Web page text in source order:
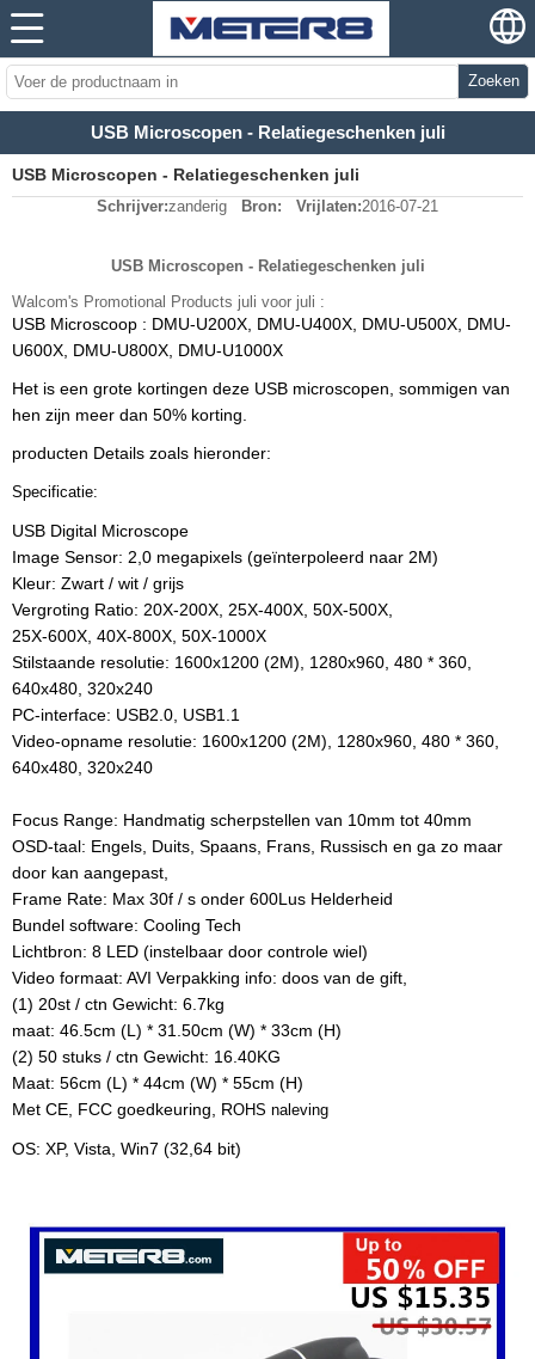
Zoeken
USB Microscopen - Relatiegeschenken juli
USB Microscopen - Relatiegeschenken juli
Schrijver:zanderig Bron: Vrijlaten:2016-07-21
USB Microscopen - Relatiegeschenken juli
Walcom's Promotional Products juli voor juli :
USB Microscoop : DMU-U200X, DMU-U400X, DMU-U500X, DMU-
U600X, DMU-U800X, DMU-U1000X
Het is een grote kortingen deze USB microscopen, sommigen van
hen zijn meer dan 50% korting.
producten Details zoals hieronder:
Specificatie:
USB Digital Microscope
Image Sensor: 2,0 megapixels (geïnterpoleerd naar 2M)
Kleur: Zwart / wit / grijs
Vergroting Ratio: 20X-200X, 25X-400X, 50X-500X,
25X-600X, 40X-800X, 50X-1000X
Stilstaande resolutie: 1600x1200 (2M), 1280x960, 480 * 360,
640x480, 320x240
PC-interface: USB2.0, USB1.1
Video-opname resolutie: 1600x1200 (2M), 1280x960, 480 * 360,
640x480, 320x240
Focus Range: Handmatig scherpstellen van 10mm tot 40mm
OSD-taal: Engels, Duits, Spaans, Frans, Russisch en ga zo maar
door kan aangepast,
Frame Rate: Max 30f / s onder 600Lus Helderheid
Bundel software: Cooling Tech
Lichtbron: 8 LED (instelbaar door controle wiel)
Video formaat: AVI Verpakking info: doos van de gift,
(1) 20st / ctn Gewicht: 6.7kg
maat: 46.5cm (L) * 31.50cm (W) * 33cm (H)
(2) 50 stuks / ctn Gewicht: 16.40KG
Maat: 56cm (L) * 44cm (W) * 55cm (H)
Met CE, FCC goedkeuring, ROHS naleving
OS: XP, Vista, Win7 (32,64 bit)